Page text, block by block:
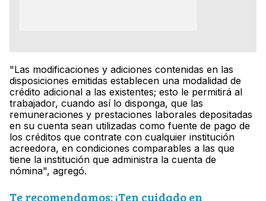
"Las modificaciones y adiciones contenidas en las
disposiciones emitidas establecen una modalidad de
crédito adicional a las existentes; esto le permitirá al
trabajador, cuando así lo disponga, que las
remuneraciones y prestaciones laborales depositadas
en su cuenta sean utilizadas como fuente de pago de
los créditos que contrate con cualquier institución
acreedora, en condiciones comparables a las que
tiene la institución que administra la cuenta de
nómina", agregó.
Te recomendamos: ¡Ten cuidado en